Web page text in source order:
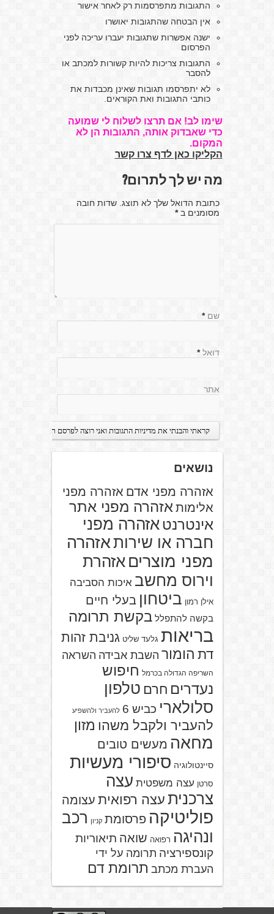
התגובות מתפרסמות רק לאחר אישור
אין הבטחה שהתגובות יאושרו
ישנה אפשרות שתגובות יעברו עריכה לפני
הפרסום
התגובות צריכות להיות קשורות למכתב או
להסבר
לא יתפרסמו תגובות שאינן מכבדות את
כותבי התגובות ואת הקוראים.
שימו לב! אם תרצו לשלוח לי שמועה
כדי שאבדוק אותה, התגובות הן לא
המקום.
הקליקו כאן לדף צרו קשר
מה יש לך לתרום?
כתובת הדואל שלך לא תוצג. שדות חובה
מסומנים ב*
שם *
דואל *
אתר
נושאים
אזהרה מפני אדם אזהרה מפני
אלימות אזהרה מפני אתר
אינטרנט אזהרה מפני
חברה או שירותאזהרה
מפני מוצרים אזהרת
וירוס מחשב איכות הסביבה
אילן רמון ביטחון בעלי חיים
בקשה להתפלל בקשת תרומה
בריאות גלעד שליט גניבת זהות
דת הומור השבת אבידה השראה
השריפה הגדולה בכרמל חיפוש
נעדרים חרם טלפון
סלולארי כביש 6 להעביר ולהשפיע
להעביר ולקבל משהו מזון
מחאה מעשים טובים
סיינטולוגיה סיפורי מעשיות
סרטן עצה משפטית עצה
צרכנית עצה רפואית עצומה
פוליטיקה פרסומת קניון רכב
ונהיגה רפואה שואה תיאוריות
קונספירציה תרומה על ידי
העברת מכתב תרומת דם